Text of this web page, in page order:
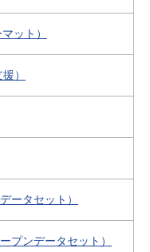
ット）
）
ータセット）
プンデータセット）